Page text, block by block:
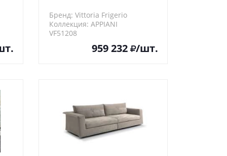
Бренд: Vittoria Frigerio
Коллекция: APPIANI
VF51208
959 232 /шт.